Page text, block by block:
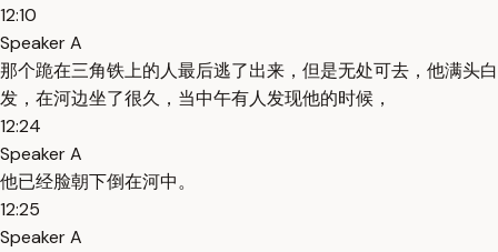
12:10
Speaker A
那个跪在三角铁上的人最后逃了出来，但是无处可去，他满头白
发，在河边坐了很久，当中午有人发现他的时候，
12:24
Speaker A
他已经脸朝下倒在河中。
12:25
Speaker A